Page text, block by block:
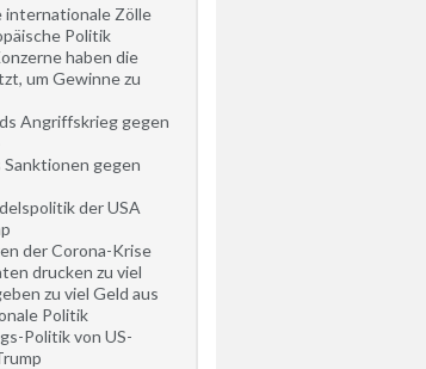
internationale Zölle
Politik
haben die
um Gewinne zu
Angriffskrieg gegen
Sanktionen gegen
der USA
der Corona-Krise
drucken zu viel
zu viel Geld aus
Politik
Politik von US-